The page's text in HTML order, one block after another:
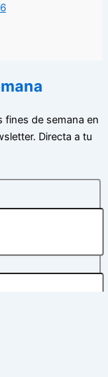
fines de semana en
Directa a tu